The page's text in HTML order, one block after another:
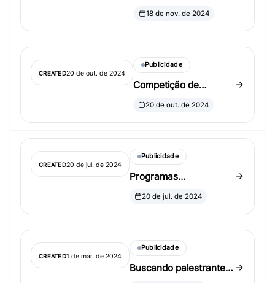
propostas de sessões
18 de nov. de 2024
CREATED20 de out. de 2024
Publicidade
Competição de
Student Paper do
20 de out. de 2024
CREATED20 de jul. de 2024
Publicidade
Programas
patrocinados pela KISS
20 de jul. de 2024
CREATED1 de mar. de 2024
Publicidade
Buscando palestrantes